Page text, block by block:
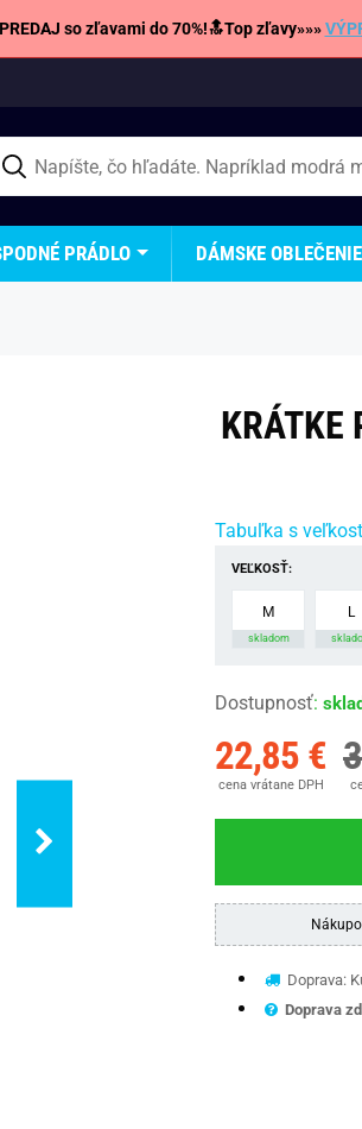
so zľavami do 70%!🔝Top zľavy»»»
PRÁDLO DÁMSKE OBLEČENIE
KRÁTKE
Tabuľka s
VEĽKOSŤ:
M
skladom
L
Dostupnosť:
22,85 €
cena vrátane DPH
Doprava:
Doprava